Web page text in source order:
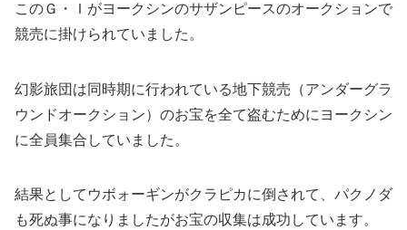
このＧ・Ｉがヨークシンのサザンピースのオークションで
競売に掛けられていました。
幻影旅団は同時期に行われている地下競売（アンダーグラ
ウンドオークション）のお宝を全て盗むためにヨークシン
に全員集合していました。
結果としてウボォーギンがクラピカに倒されて、パクノダ
も死ぬ事になりましたがお宝の収集は成功しています。